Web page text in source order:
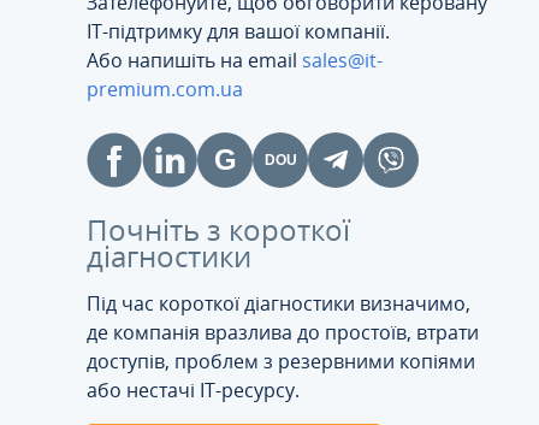
ІТ-підтримку для вашої компанії.
Або напишіть на email sales@it-
premium.com.ua
Почніть з короткої
діагностики
Під час короткої діагностики визначимо,
де компанія вразлива до простоїв, втрати
доступів, проблем з резервними копіями
або нестачі IT-ресурсу.